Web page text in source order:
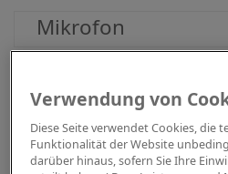
Mikrofon
Verwendung von
Diese Seite verwendet Cookies, die
Funktionalität der Website
darüber hinaus, sofern Sie Ihre